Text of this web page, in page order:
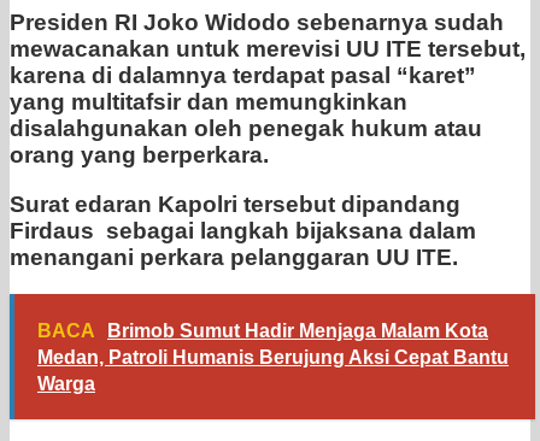
Presiden RI Joko Widodo sebenarnya sudah
mewacanakan untuk merevisi UU ITE tersebut,
karena di dalamnya terdapat pasal “karet”
yang multitafsir dan memungkinkan
disalahgunakan oleh penegak hukum atau
orang yang berperkara.
Surat edaran Kapolri tersebut dipandang
Firdaus sebagai langkah bijaksana dalam
menangani perkara pelanggaran UU ITE.
BACA
Brimob Sumut Hadir Menjaga Malam Kota
Medan, Patroli Humanis Berujung Aksi Cepat Bantu
Warga